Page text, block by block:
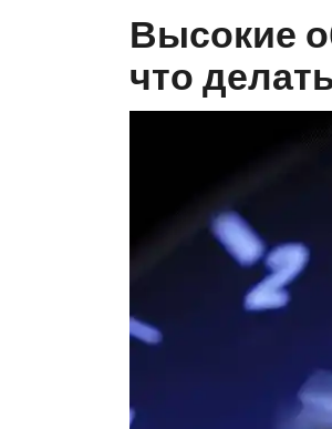
Высокие
что